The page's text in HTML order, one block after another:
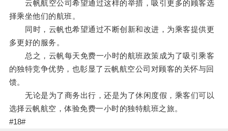
云帆航空公司希望通过这样的举措，吸引更多的顾客选
择乘坐他们的航班。
同时，云帆也希望通过不断创新和改进，为乘客提供更
多更好的服务。
总之，云帆每天免费一小时的航班政策成为了吸引乘客
的独特竞争优势，也彰显了云帆航空公司对顾客的关怀与回
馈。
无论是为了商务出行，还是为了休闲度假，乘客们可以
选择云帆航空，体验免费一小时的独特航班之旅。
#18#